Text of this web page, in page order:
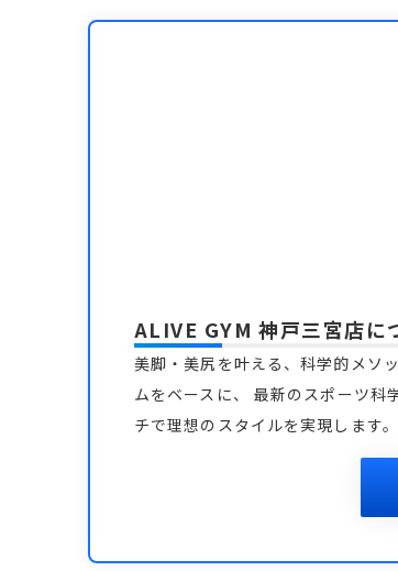
ALIVE GYM 神戸三宮店に
美脚・美尻を叶える、科学的メソ
ムをベースに、 最新のスポーツ科
チで理想のスタイルを実現します。